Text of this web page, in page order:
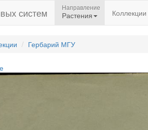
систем Направление
Растения Коллекции
Гербарий МГУ